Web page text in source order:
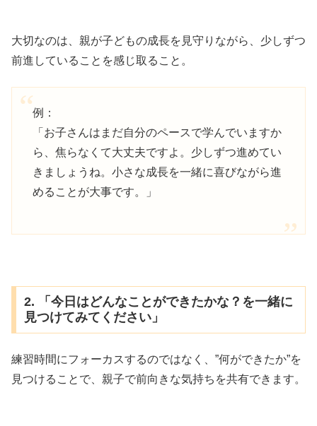
大切なのは、親が子どもの成長を見守りながら、少しずつ
前進していることを感じ取ること。
例：
「お子さんはまだ自分のペースで学んでいますか
ら、焦らなくて大丈夫ですよ。少しずつ進めてい
きましょうね。小さな成長を一緒に喜びながら進
めることが大事です。」
2. 「今日はどんなことができたかな？を一緒に
見つけてみてください」
練習時間にフォーカスするのではなく、”何ができたか”を
見つけることで、親子で前向きな気持ちを共有できます。